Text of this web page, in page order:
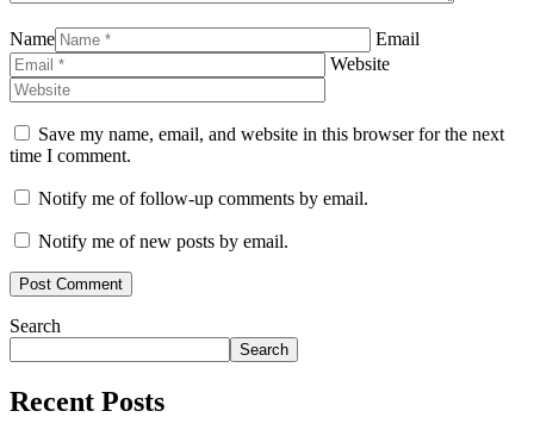
Name
Email
Website
Save my name, email, and website in this browser for the next
time I comment.
Notify me of follow-up comments by email.
Notify me of new posts by email.
Search
Search
Recent Posts